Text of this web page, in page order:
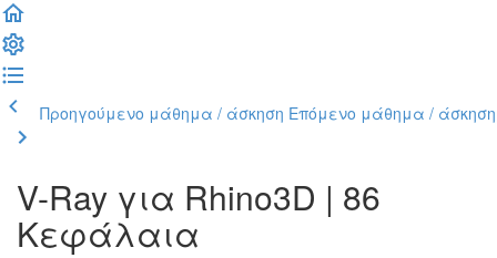
Προηγούμενο μάθημα / άσκηση Επόμενο μάθημα / άσκηση
V-Ray για Rhino3D | 86
Κεφάλαια